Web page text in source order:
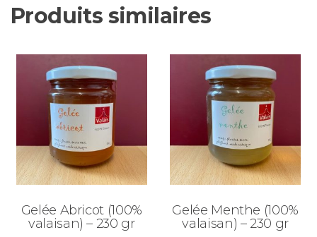
Produits similaires
Gelée Abricot (100%
valaisan) – 230 gr
Gelée Menthe (100%
valaisan) – 230 gr